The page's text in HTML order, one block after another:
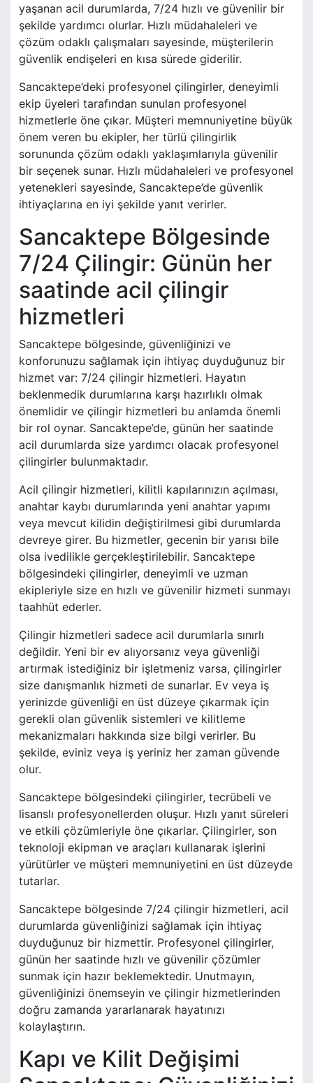
yaşanan acil durumlarda, 7/24 hızlı ve güvenilir bir
şekilde yardımcı olurlar. Hızlı müdahaleleri ve
çözüm odaklı çalışmaları sayesinde, müşterilerin
güvenlik endişeleri en kısa sürede giderilir.
Sancaktepe’deki profesyonel çilingirler, deneyimli
ekip üyeleri tarafından sunulan profesyonel
hizmetlerle öne çıkar. Müşteri memnuniyetine büyük
önem veren bu ekipler, her türlü çilingirlik
sorununda çözüm odaklı yaklaşımlarıyla güvenilir
bir seçenek sunar. Hızlı müdahaleleri ve profesyonel
yetenekleri sayesinde, Sancaktepe’de güvenlik
ihtiyaçlarına en iyi şekilde yanıt verirler.
Sancaktepe Bölgesinde
7/24 Çilingir: Günün her
saatinde acil çilingir
hizmetleri
Sancaktepe bölgesinde, güvenliğinizi ve
konforunuzu sağlamak için ihtiyaç duyduğunuz bir
hizmet var: 7/24 çilingir hizmetleri. Hayatın
beklenmedik durumlarına karşı hazırlıklı olmak
önemlidir ve çilingir hizmetleri bu anlamda önemli
bir rol oynar. Sancaktepe’de, günün her saatinde
acil durumlarda size yardımcı olacak profesyonel
çilingirler bulunmaktadır.
Acil çilingir hizmetleri, kilitli kapılarınızın açılması,
anahtar kaybı durumlarında yeni anahtar yapımı
veya mevcut kilidin değiştirilmesi gibi durumlarda
devreye girer. Bu hizmetler, gecenin bir yarısı bile
olsa ivedilikle gerçekleştirilebilir. Sancaktepe
bölgesindeki çilingirler, deneyimli ve uzman
ekipleriyle size en hızlı ve güvenilir hizmeti sunmayı
taahhüt ederler.
Çilingir hizmetleri sadece acil durumlarla sınırlı
değildir. Yeni bir ev alıyorsanız veya güvenliği
artırmak istediğiniz bir işletmeniz varsa, çilingirler
size danışmanlık hizmeti de sunarlar. Ev veya iş
yerinizde güvenliği en üst düzeye çıkarmak için
gerekli olan güvenlik sistemleri ve kilitleme
mekanizmaları hakkında size bilgi verirler. Bu
şekilde, eviniz veya iş yeriniz her zaman güvende
olur.
Sancaktepe bölgesindeki çilingirler, tecrübeli ve
lisanslı profesyonellerden oluşur. Hızlı yanıt süreleri
ve etkili çözümleriyle öne çıkarlar. Çilingirler, son
teknoloji ekipman ve araçları kullanarak işlerini
yürütürler ve müşteri memnuniyetini en üst düzeyde
tutarlar.
Sancaktepe bölgesinde 7/24 çilingir hizmetleri, acil
durumlarda güvenliğinizi sağlamak için ihtiyaç
duyduğunuz bir hizmettir. Profesyonel çilingirler,
günün her saatinde hızlı ve güvenilir çözümler
sunmak için hazır beklemektedir. Unutmayın,
güvenliğinizi önemseyin ve çilingir hizmetlerinden
doğru zamanda yararlanarak hayatınızı
kolaylaştırın.
Kapı ve Kilit Değişimi